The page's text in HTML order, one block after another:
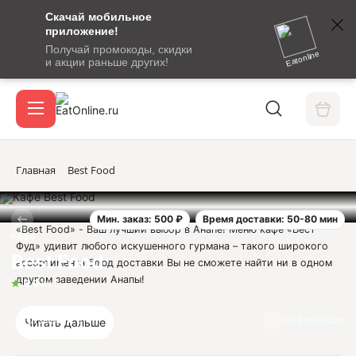
Скачай мобильное
приложение!
Получай промокоды, скидки
и акции раньше других!
Eatonline
сообщение
кодом
подтверждения
Вход / регистрация
Акции
Главная Best Food
Мин. заказ: 500 ₽
Время доставки: 50-80 мин
Кафе
Best Food
5.0 из 5
Отзывы 5
«Best Food» - Ваш лучший выбор в Анапе! Меню кафе «Бест
Фуд» удивит любого искушенного гурмана – такого широкого
ассортимента блюд доставки Вы не сможете найти ни в одном
другом заведении Анапы!
– любое лакомство из нашего меню будет приготовлено вкусно,
Читать дальше